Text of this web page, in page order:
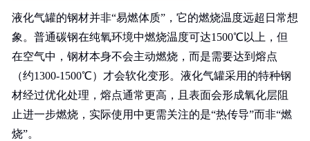
液化气罐的钢材并非“易燃体质”，它的燃烧温度远超日常想
象。普通碳钢在纯氧环境中燃烧温度可达1500℃以上，但
在空气中，钢材本身不会主动燃烧，而是需要达到熔点
（约1300-1500℃）才会软化变形。液化气罐采用的特种钢
材经过优化处理，熔点通常更高，且表面会形成氧化层阻
止进一步燃烧，实际使用中更需关注的是“热传导”而非“燃
烧”。